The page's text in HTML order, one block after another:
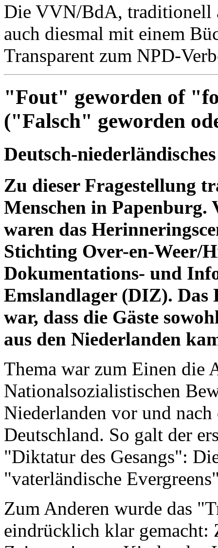
Die VVN/BdA, traditionell
auch diesmal mit einem
Transparent zum NPD-
"Fout" geworden of
("Falsch" geworden
Deutsch-
Zu dieser Fragestellung
Menschen in Papenburg.
waren das
Stichting Over-en-Weer/
Dokumentations- und
Emslandlager (DIZ). Das
war, dass die Gäste
aus den Niederlanden
Thema war zum Einen die
Nationalsozialistischen
Niederlanden vor und
Deutschland. So galt der
"Diktatur des Gesangs":
"vaterländische
Zum Anderen wurde das
eindrücklich klar gemacht: